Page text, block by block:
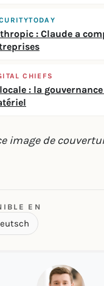
: Claude a
CHIEFS
: la
image de
EN